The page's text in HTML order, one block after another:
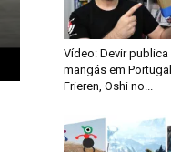
Vídeo: Devir
mangás em
Frieren, Oshi no...